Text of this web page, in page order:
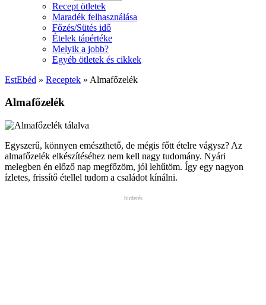
Recept ötletek
Maradék felhasználása
Főzés/Sütés idő
Ételek tápértéke
Melyik a jobb?
Egyéb ötletek és cikkek
EstEbéd » Receptek » Almafőzelék
Almafőzelék
Egyszerű, könnyen emészthető, de mégis főtt ételre vágysz? Az
almafőzelék elkészítéséhez nem kell nagy tudomány. Nyári
melegben én előző nap megfőzöm, jól lehűtöm. Így egy nagyon
ízletes, frissítő étellel tudom a családot kínálni.
hirdetés